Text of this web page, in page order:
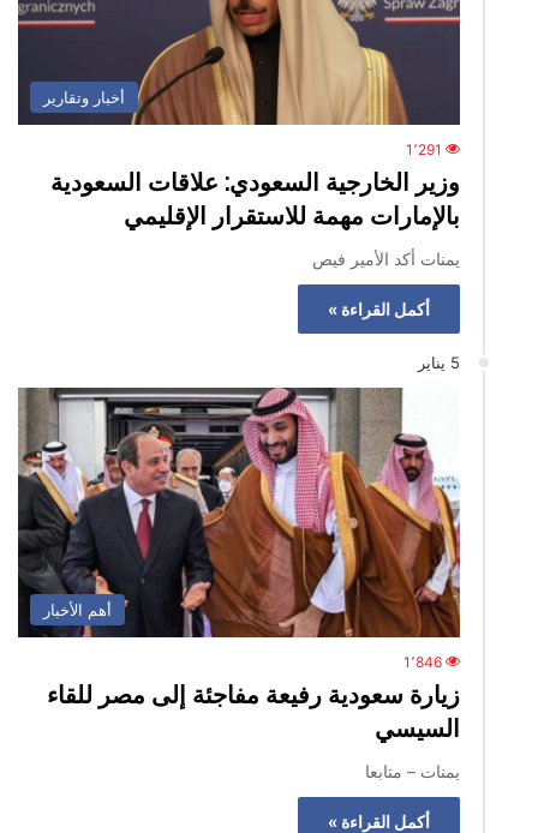
أخبار وتقارير
1٬291
وزير الخارجية السعودي: علاقات السعودية
بالإمارات مهمة للاستقرار الإقليمي
يمنات أكد الأمير فيص
أكمل القراءة »
5 يناير
أهم الأخبار
1٬846
زيارة سعودية رفيعة مفاجئة إلى مصر للقاء
السيسي
يمنات – متابعا
أكمل القراءة »